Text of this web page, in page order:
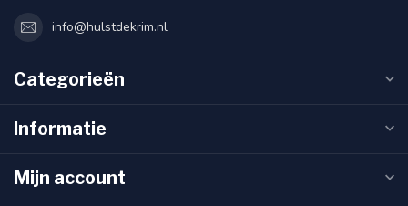
info@hulstdekrim.nl
Categorieën
Informatie
Mijn account